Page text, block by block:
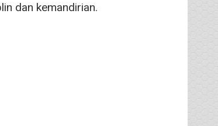
dan kemandirian.